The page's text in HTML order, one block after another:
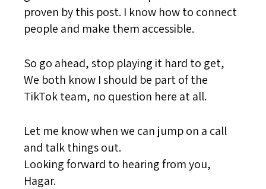
proven by this post. I know how to connect
people and make them accessible.
So go ahead, stop playing it hard to get,
We both know I should be part of the
TikTok team, no question here at all.
Let me know when we can jump on a call
and talk things out.
Looking forward to hearing from you,
Hagar.